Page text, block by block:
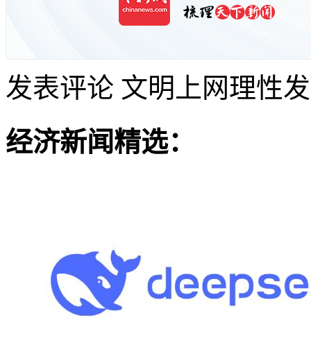
发表评论 文明上网理性
经济新闻精选：